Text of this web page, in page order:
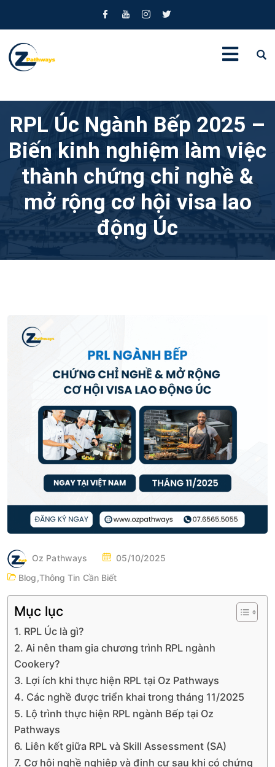
RPL Úc Ngành Bếp 2025 –
Biến kinh nghiệm làm việc
thành chứng chỉ nghề &
mở rộng cơ hội visa lao
động Úc
Oz Pathways
P
O
O
05/10/2025
Blog,Thông Tin Cần Biết
Mục lục
1. RPL Úc là gì?
2. Ai nên tham gia chương trình RPL ngành
Cookery?
3. Lợi ích khi thực hiện RPL tại Oz Pathways
4. Các nghề được triển khai trong tháng 11/2025
5. Lộ trình thực hiện RPL ngành Bếp tại Oz
Pathways
6. Liên kết giữa RPL và Skill Assessment (SA)
7. Cơ hội nghề nghiệp và định cư sau khi có chứng